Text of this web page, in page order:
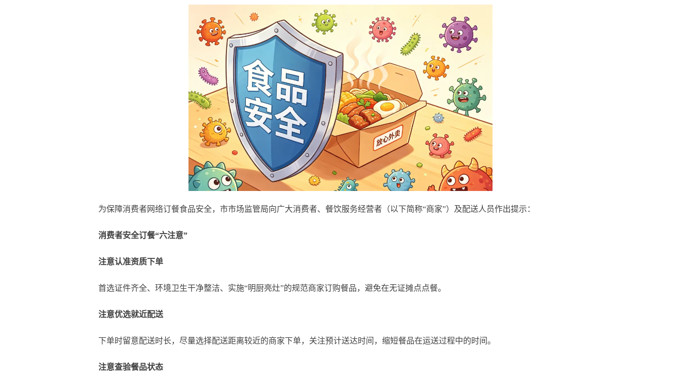
为保障消费者网络订餐食品安全，市市场监管局向广大消费者、餐饮服务经营者（以下简称“商家”）及配送人员作出提示：
消费者安全订餐“六注意”
注意认准资质下单
首选证件齐全、环境卫生干净整洁、实施“明厨亮灶”的规范商家订购餐品，避免在无证摊点点餐。
注意优选就近配送
下单时留意配送时长，尽量选择配送距离较近的商家下单，关注预计送达时间，缩短餐品在运送过程中的时间。
注意查验餐品状态